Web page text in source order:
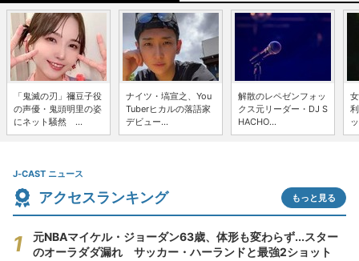
「鬼滅の刃」禰豆子役
の声優・鬼頭明里の姿
にネット騒然 ...
ナイツ・塙宣之、You
Tuberヒカルの落語家
デビュー...
解散のレペゼンフォッ
クス元リーダー・DJ S
HACHO...
J-CAST ニュース
アクセスランキング もっと見る
元NBAマイケル・ジョーダン63歳、体形も変わらず...スター
のオーラダダ漏れ サッカー・ハーランドと最強2ショット